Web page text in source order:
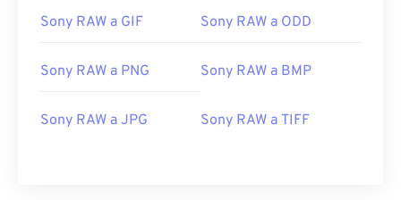
Sony RAW a GIF Sony RAW a ODD
Sony RAW a PNG Sony RAW a BMP
Sony RAW a JPG Sony RAW a TIFF